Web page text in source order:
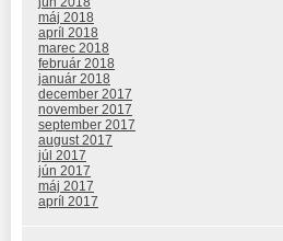
máj 2018
apríl 2018
marec 2018
február 2018
január 2018
december 2017
november 2017
september 2017
august 2017
júl 2017
jún 2017
máj 2017
apríl 2017